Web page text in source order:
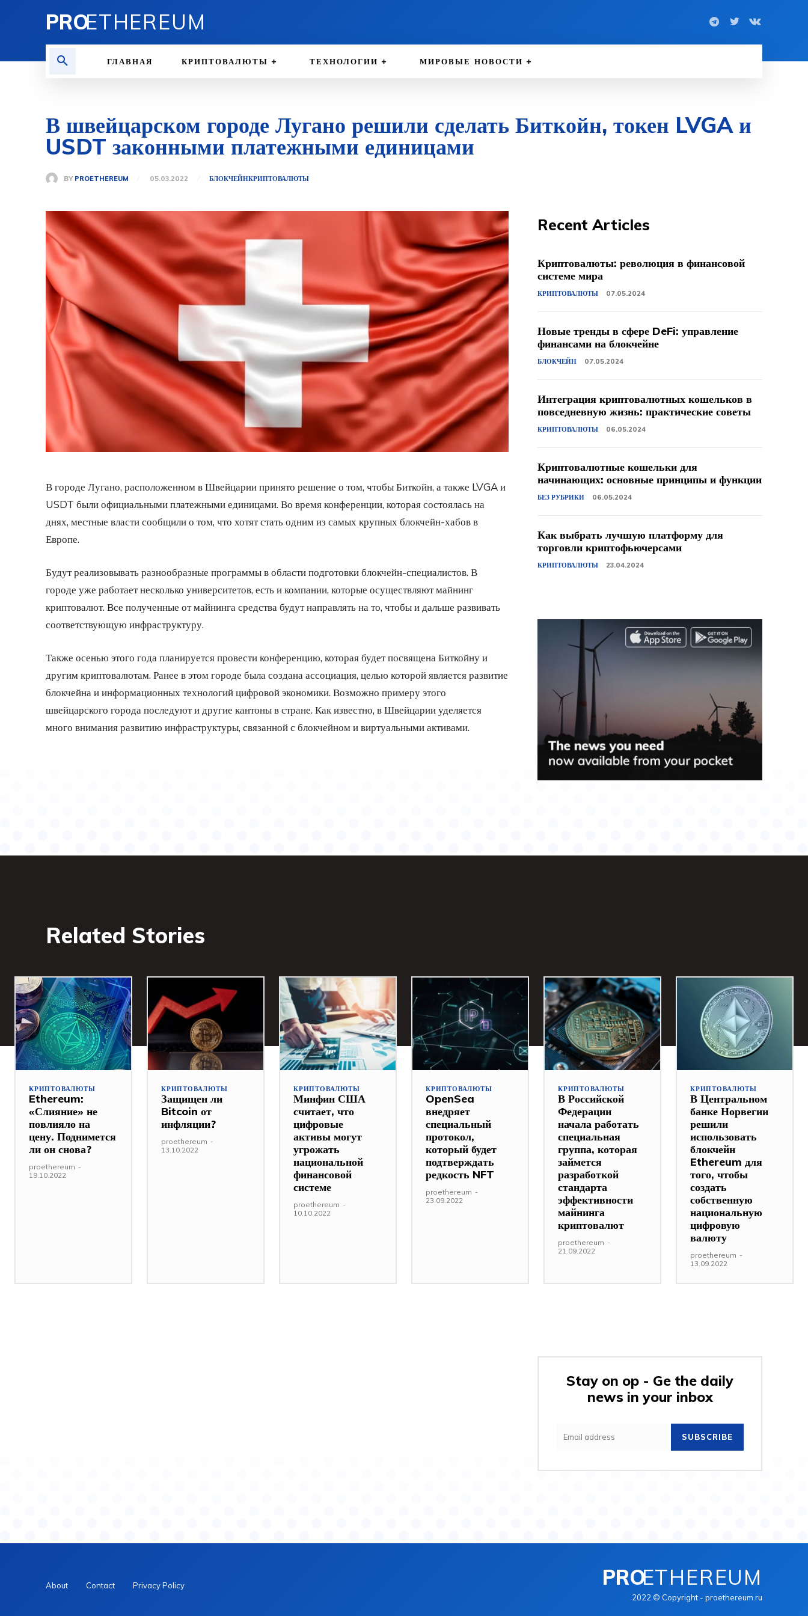
PROETHEREUM
ГЛАВНАЯ КРИПТОВАЛЮТЫ ТЕХНОЛОГИИ МИРОВЫЕ НОВОСТИ
В швейцарском городе Лугано решили сделать Биткойн, токен LVGA и
USDT законными платежными единицами
BY PROETHEREUM 05.03.2022 БЛОКЧЕЙНКРИПТОВАЛЮТЫ
В городе Лугано, расположенном в Швейцарии принято решение о том, чтобы Биткойн, а также LVGA и
USDT были официальными платежными единицами. Во время конференции, которая состоялась на
днях, местные власти сообщили о том, что хотят стать одним из самых крупных блокчейн-хабов в
Европе.
Будут реализовывать разнообразные программы в области подготовки блокчейн-специалистов. В
городе уже работает несколько университетов, есть и компании, которые осуществляют майнинг
криптовалют. Все полученные от майнинга средства будут направлять на то, чтобы и дальше развивать
соответствующую инфраструктуру.
Также осенью этого года планируется провести конференцию, которая будет посвящена Биткойну и
другим криптовалютам. Ранее в этом городе была создана ассоциация, целью которой является развитие
блокчейна и информационных технологий цифровой экономики. Возможно примеру этого
швейцарского города последуют и другие кантоны в стране. Как известно, в Швейцарии уделяется
много внимания развитию инфраструктуры, связанной с блокчейном и виртуальными активами.
Recent Articles
Криптовалюты: революция в финансовой
системе мира
КРИПТОВАЛЮТЫ 07.05.2024
Новые тренды в сфере DeFi: управление
финансами на блокчейне
БЛОКЧЕЙН 07.05.2024
Интеграция криптовалютных кошельков в
повседневную жизнь: практические советы
КРИПТОВАЛЮТЫ 06.05.2024
Криптовалютные кошельки для
начинающих: основные принципы и функции
БЕЗ РУБРИКИ 06.05.2024
Как выбрать лучшую платформу для
торговли криптофьючерсами
КРИПТОВАЛЮТЫ 23.04.2024
Related Stories
КРИПТОВАЛЮТЫ
Ethereum:
«Слияние» не
повлияло на
цену. Поднимется
ли он снова?
proethereum -
19.10.2022
КРИПТОВАЛЮТЫ
Защищен ли
Bitcoin от
инфляции?
proethereum -
13.10.2022
КРИПТОВАЛЮТЫ
Минфин США
считает, что
цифровые
активы могут
угрожать
национальной
финансовой
системе
proethereum -
10.10.2022
КРИПТОВАЛЮТЫ
OpenSea
внедряет
специальный
протокол,
который будет
подтверждать
редкость NFT
proethereum -
23.09.2022
КРИПТОВАЛЮТЫ
В Российской
Федерации
начала работать
специальная
группа, которая
займется
разработкой
стандарта
эффективности
майнинга
криптовалют
proethereum -
21.09.2022
КРИПТОВАЛЮТЫ
В Центральном
банке Норвегии
решили
использовать
блокчейн
Ethereum для
того, чтобы
создать
собственную
национальную
цифровую
валюту
proethereum -
13.09.2022
Stay on op - Ge the daily
news in your inbox
SUBSCRIBE
About Contact Privacy Policy PROETHEREUM
2022 © Copyright - proethereum.ru